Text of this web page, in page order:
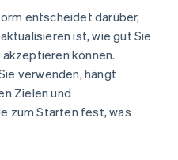
entscheidet darüber,
ist, wie gut Sie
können.
verwenden, hängt
Zielen und
zum Starten fest, was